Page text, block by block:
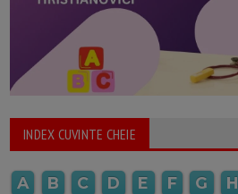
INDEX CUVINTE CHEIE
A B C D E F G H